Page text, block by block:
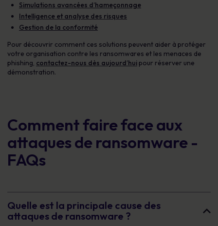
Simulations avancées d’hameçonnage
Intelligence et analyse des risques
Gestion de la conformité
Pour découvrir comment ces solutions peuvent aider à protéger
votre organisation contre les ransomwares et les menaces de
phishing, contactez-nous dès aujourd’huipour réserver une
démonstration.
Comment faire face aux
attaques de ransomware -
FAQs
Quelle est la principale cause des
attaques de ransomware ?